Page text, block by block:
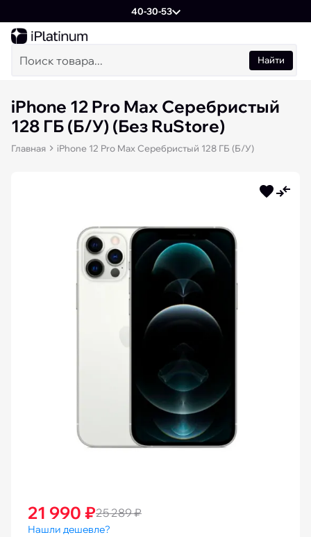
40-30-53
Найти
iPhone 12 Pro Max Серебристый
128 ГБ (Б/У) (Без RuStore)
Главная iPhone 12 Pro Max Серебристый 128 ГБ (Б/У)
21 990 ₽25 289 ₽
Нашли дешевле?